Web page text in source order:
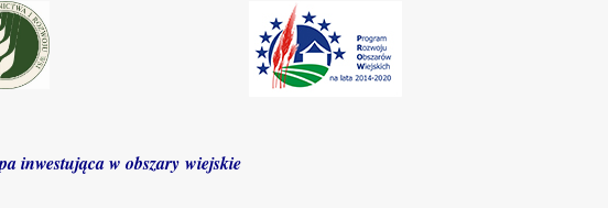
inwestująca w obszary wiejskie